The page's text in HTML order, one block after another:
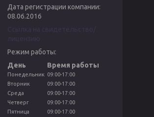
Дата регистрации компании:
08.06.2016
Режим работы:
День
Время работы
Понедельник 09:00-17:00
Вторник
09:00-17:00
Среда
09:00-17:00
Четверг
09:00-17:00
Пятница
09:00-17:00